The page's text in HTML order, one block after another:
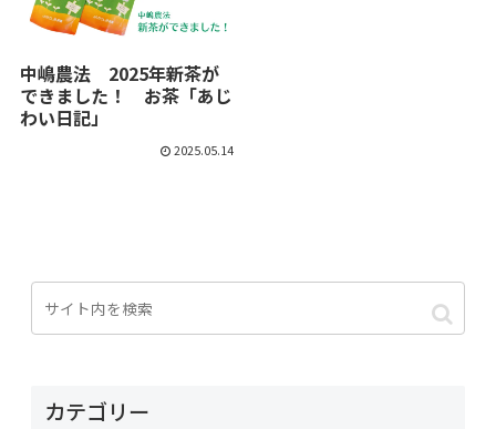
中嶋農法 2025年新茶が
できました！ お茶「あじ
わい日記」
2025.05.14
カテゴリー